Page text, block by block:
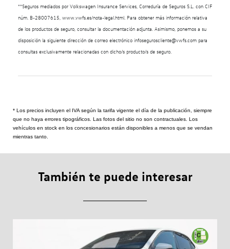
**Seguros mediados por Volkswagen Insurance Services, Correduría de Seguros S.L. con CIF
núm. B-28007615, www.vwfs.es/nota-legal.html. Para obtener más información relativa
de los productos de seguro, consultar la documentación adjunta. Asimismo, ponemos a su
disposición la siguiente dirección de correo electrónico infoseguroscliente@vwfs.com para
consultas exclusivamente relacionadas con dicho/s producto/s de seguro.
* Los precios incluyen el IVA según la tarifa vigente el día de la publicación, siempre
que no haya errores tipográficos. Las fotos del sitio no son contractuales. Los
vehículos en stock en los concesionarios están disponibles a menos que se vendan
mientras tanto.
También te puede interesar